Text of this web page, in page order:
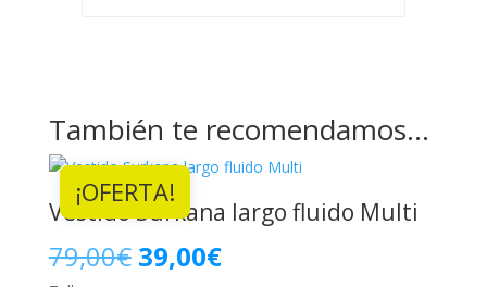
También te recomendamos…
¡OFERTA!
Vestido Surkana largo fluido Multi
79,00€ El
39,00€El